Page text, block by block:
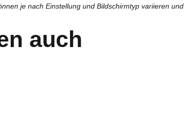
je nach Einstellung und Bildschirmtyp variieren
auch